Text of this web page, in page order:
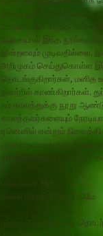
இவை துர்கேனிவ் தன்மை
மேதமையின் சிறந்த
ஆகையால் இந்த நூல்களை
இன்றளவும் முடிவதில்லை.
அறிமுகம் செய்துகொள்ள
தொடங்குகிறார்கள், மனித
இவற்றில் காண்கிறார்கள்.
நம் காலத்துக்கு நூறு
காலத்தவர்களையும்
ஏனெனில் என்றும்
முடியாதவையுமான,
விவரிக்கின்றன. -
விலை ரூபாய் 400/மட்டுமே
புத்தக தேவைக்கான